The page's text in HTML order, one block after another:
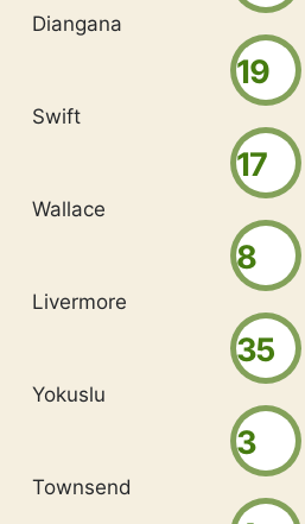
Diangana
19
Swift
17
Wallace
8
Livermore
35
Yokuslu
3
Townsend